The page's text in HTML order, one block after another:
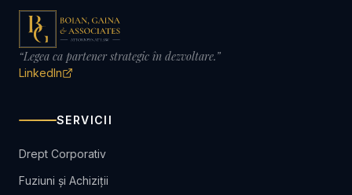
“Legea ca partener strategic în dezvoltare.”
LinkedIn
SERVICII
Drept Corporativ
Fuziuni și Achiziții